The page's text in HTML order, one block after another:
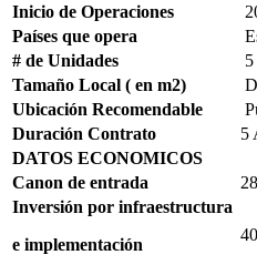
Inicio de Operaciones
Países que opera
# de Unidades
5
Tamaño Local ( en m2)
Ubicación Recomendable
Duración Contrato
5
DATOS ECONOMICOS
Canon de entrada
Inversión por infraestructura
e implementación